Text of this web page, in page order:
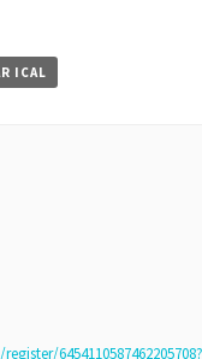
ICAL
6454110587462205708?